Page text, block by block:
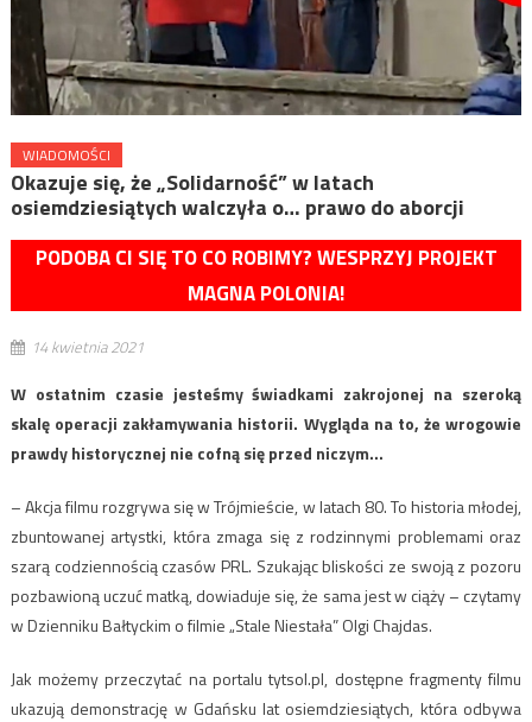
WIADOMOŚCI
Okazuje się, że „Solidarność” w latach
osiemdziesiątych walczyła o… prawo do aborcji
PODOBA CI SIĘ TO CO ROBIMY? WESPRZYJ PROJEKT
MAGNA POLONIA!
14 kwietnia 2021
W ostatnim czasie jesteśmy świadkami zakrojonej na szeroką
skalę operacji zakłamywania historii. Wygląda na to, że wrogowie
prawdy historycznej nie cofną się przed niczym…
– Akcja filmu rozgrywa się w Trójmieście, w latach 80. To historia młodej,
zbuntowanej artystki, która zmaga się z rodzinnymi problemami oraz
szarą codziennością czasów PRL. Szukając bliskości ze swoją z pozoru
pozbawioną uczuć matką, dowiaduje się, że sama jest w ciąży – czytamy
w Dzienniku Bałtyckim o filmie „Stale Niestała” Olgi Chajdas.
Jak możemy przeczytać na portalu tytsol.pl, dostępne fragmenty filmu
ukazują demonstrację w Gdańsku lat osiemdziesiątych, która odbywa